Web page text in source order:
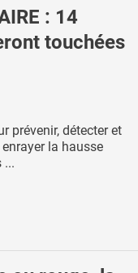
: 14
touchées
prévenir, détecter et
la hausse
...